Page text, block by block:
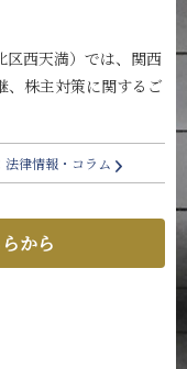
区西天満）では、関西
、株主対策に関するご
法律情報・コラム
から